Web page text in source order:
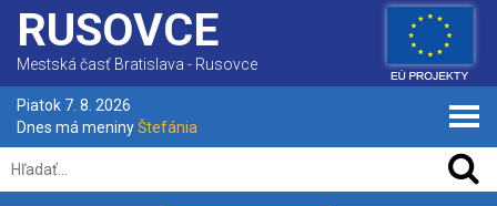
RUSOVCE
Mestská časť Bratislava - Rusovce
Piatok 7. 8. 2026
Dnes má meninyŠtefánia